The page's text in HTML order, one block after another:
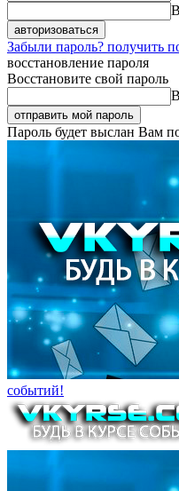
Забыли пароль? получить
восстановление пароля
Восстановите свой пароль
Пароль будет выслан Вам
событий!